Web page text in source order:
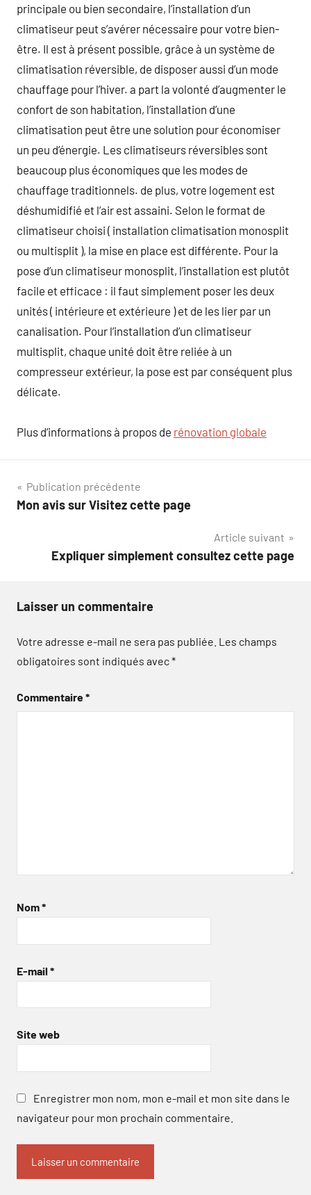
principale ou bien secondaire, l’installation d’un
climatiseur peut s’avérer nécessaire pour votre bien-
être. Il est à présent possible, grâce à un système de
climatisation réversible, de disposer aussi d’un mode
chauffage pour l’hiver. a part la volonté d’augmenter le
confort de son habitation, l’installation d’une
climatisation peut être une solution pour économiser
un peu d’énergie. Les climatiseurs réversibles sont
beaucoup plus économiques que les modes de
chauffage traditionnels. de plus, votre logement est
déshumidifié et l’air est assaini. Selon le format de
climatiseur choisi ( installation climatisation monosplit
ou multisplit ), la mise en place est différente. Pour la
pose d’un climatiseur monosplit, l’installation est plutôt
facile et efficace : il faut simplement poser les deux
unités ( intérieure et extérieure ) et de les lier par un
canalisation. Pour l’installation d’un climatiseur
multisplit, chaque unité doit être reliée à un
compresseur extérieur, la pose est par conséquent plus
délicate.
Plus d’informations à propos de rénovation globale
Navigation
de
Publication précédente
Mon avis sur Visitez cette page
Article suivant
Expliquer simplement consultez cette page
Laisser un commentaire
Votre adresse e-mail ne sera pas publiée. Les champs
obligatoires sont indiqués avec*
Commentaire*
Nom*
E-mail *
Site web
Enregistrer mon nom, mon e-mail et mon site dans le
navigateur pour mon prochain commentaire.